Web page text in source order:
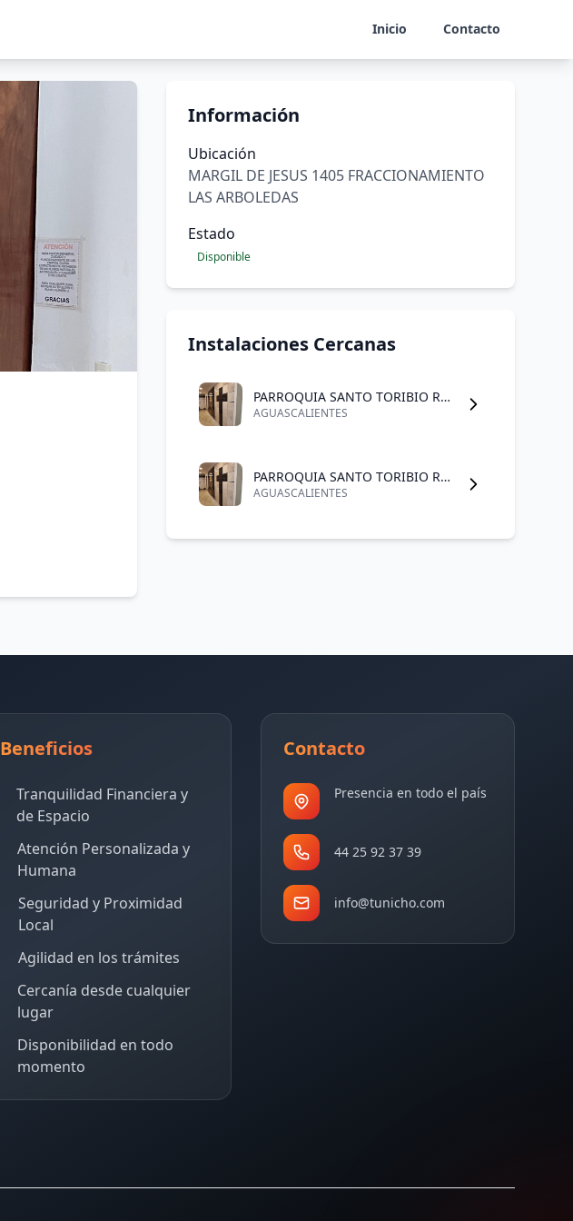
Inicio Contacto
Información
Ubicación
MARGIL DE JESUS 1405 FRACCIONAMIENTO
LAS ARBOLEDAS
Estado
Disponible
Instalaciones Cercanas
PARROQUIA SANTO TORIBIO ROMO
AGUASCALIENTES
PARROQUIA SANTO TORIBIO ROMO
AGUASCALIENTES
Beneficios
Tranquilidad Financiera y
de Espacio
Atención Personalizada y
Humana
Seguridad y Proximidad
Local
Agilidad en los trámites
Cercanía desde cualquier
lugar
Disponibilidad en todo
momento
Contacto
Presencia en todo el país
44 25 92 37 39
info@tunicho.com